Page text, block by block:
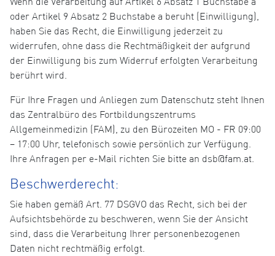
oder Artikel 9 Absatz 2 Buchstabe a beruht (Einwilligung),
haben Sie das Recht, die Einwilligung jederzeit zu
widerrufen, ohne dass die Rechtmäßigkeit der aufgrund
der Einwilligung bis zum Widerruf erfolgten Verarbeitung
berührt wird.
Für Ihre Fragen und Anliegen zum Datenschutz steht Ihnen
das Zentralbüro des Fortbildungszentrums
Allgemeinmedizin (FAM), zu den Bürozeiten MO - FR 09:00
– 17:00 Uhr, telefonisch sowie persönlich zur Verfügung.
Ihre Anfragen per e-Mail richten Sie bitte an dsb@fam.at.
Beschwerderecht:
Sie haben gemäß Art. 77 DSGVO das Recht, sich bei der
Aufsichtsbehörde zu beschweren, wenn Sie der Ansicht
sind, dass die Verarbeitung Ihrer personenbezogenen
Daten nicht rechtmäßig erfolgt.